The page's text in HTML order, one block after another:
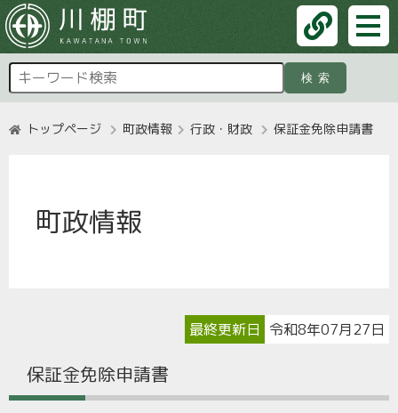
検索
トップページ 町政情報 行政・財政 保証金免除申請書
町政情報
最終更新日 令和8年07月27日
保証金免除申請書